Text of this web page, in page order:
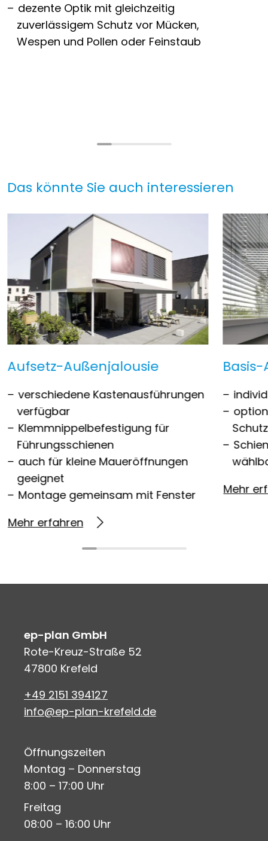
dezente Optik mit gleichzeitig
zuverlässigem Schutz vor Mücken,
Wespen und Pollen oder Feinstaub
Das könnte Sie auch interessieren
Aufsetz-Außenjalousie
verschiedene Kastenausführungen
verfügbar
Klemmnippelbefestigung für
Führungsschienen
auch für kleine Maueröffnungen
geeignet
Montage gemeinsam mit Fenster
Mehr erfahren
Schutz
Mehr
ep-plan GmbH
Rote-Kreuz-Straße 52
47800 Krefeld
+49 2151 394127
info@ep-plan-krefeld.de
Öffnungszeiten
Montag – Donnerstag
8:00 – 17:00 Uhr
Freitag
08:00 – 16:00 Uhr